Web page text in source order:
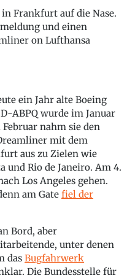
Frankfurt auf die Nase.
und einen
on Lufthansa
ein Jahr alte Boeing
ABPQ wurde im Januar
nahm sie den
mit dem
aus zu Zielen wie
und Rio de Janeiro. Am 4.
Los Angeles gehen.
am Gate fiel der
Bord, aber
unter denen
das Bugfahrwerk
Die Bundesstelle für